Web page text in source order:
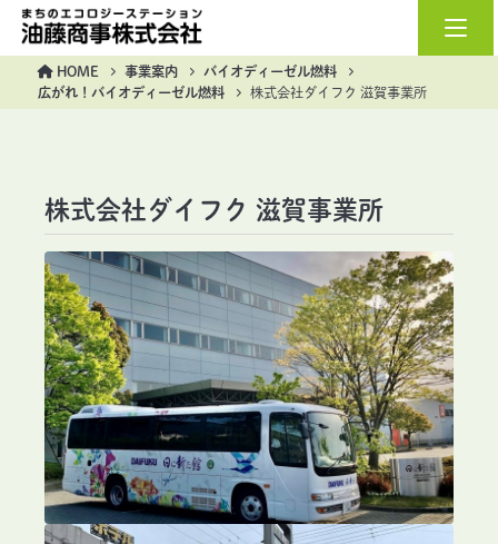
油藤商事株式会社
HOME 事業案内
バイオディーゼル燃料
広がれ！バイオディーゼル燃料
株式会社ダイフク 滋賀事業所
株式会社ダイフク 滋賀事業所